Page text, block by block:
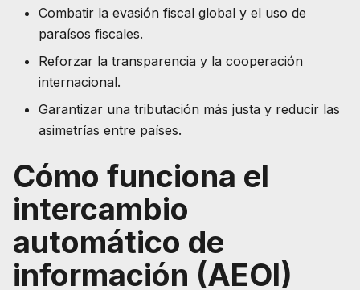
Combatir la evasión fiscal global y el uso de
paraísos fiscales.
Reforzar la transparencia y la cooperación
internacional.
Garantizar una tributación más justa y reducir las
asimetrías entre países.
Cómo funciona el
intercambio
automático de
información (AEOI)